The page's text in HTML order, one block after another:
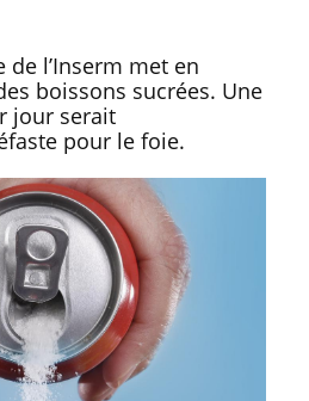
l’Inserm met en
boissons sucrées. Une
jour serait
pour le foie.